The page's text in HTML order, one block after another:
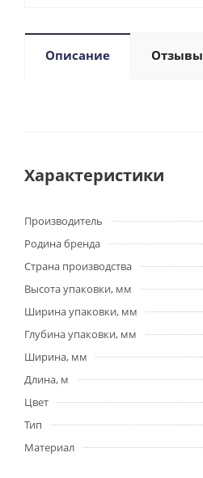
Описание Отзывы
Характеристики
Производитель
Родина бренда
Страна производства
Высота упаковки, мм
Ширина упаковки, мм
Глубина упаковки, мм
Ширина, мм
Длина, м
Цвет
Тип
Материал